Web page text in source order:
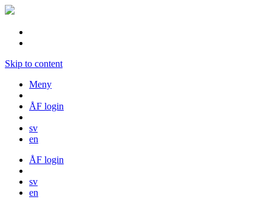
Skip to content
Meny
ÅF login
sv
en
ÅF login
sv
en